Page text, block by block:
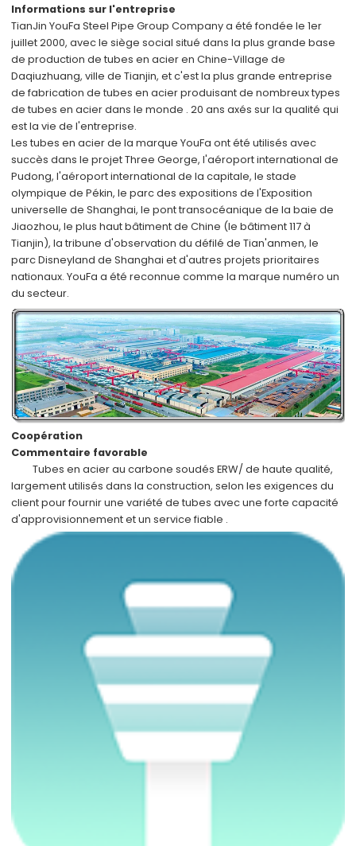
Informations sur l'entreprise
TianJin YouFa Steel Pipe Group Company a été fondée le 1er
juillet 2000, avec le siège social situé dans la plus grande base
de production de tubes en acieren Chine-Village de
Daqiuzhuang, ville de Tianjin, etc'est la plus grande entreprise
de fabrication de tubes en acierproduisant de nombreux types
de tubes en acierdans le monde . 20 ans axés sur la qualité qui
est la vie de l'entreprise.
Les tubes en acier de la marque YouFa ont été utilisés avec
succès dans le projet Three George, l'aéroport international de
Pudong, l'aéroport international de la capitale, le stade
olympique de Pékin, le parc des expositions de l'Exposition
universelle de Shanghai, le pont transocéanique de la baie de
Jiaozhou, le plus haut bâtiment de Chine (le bâtiment 117 à
Tianjin), la tribune d'observation du défilé de Tian'anmen, le
parc Disneyland de Shanghai et d'autres projets prioritaires
nationaux. YouFa a été reconnue comme la marque numéro un
du secteur.
Coopération
Commentaire favorable
Tubes en acier au carbone soudés ERW/ de haute qualité,
largement utilisés dans la construction,selon les exigences du
clientpour fournir une variété de tubes avecune forte capacité
d'approvisionnementetun service fiable .